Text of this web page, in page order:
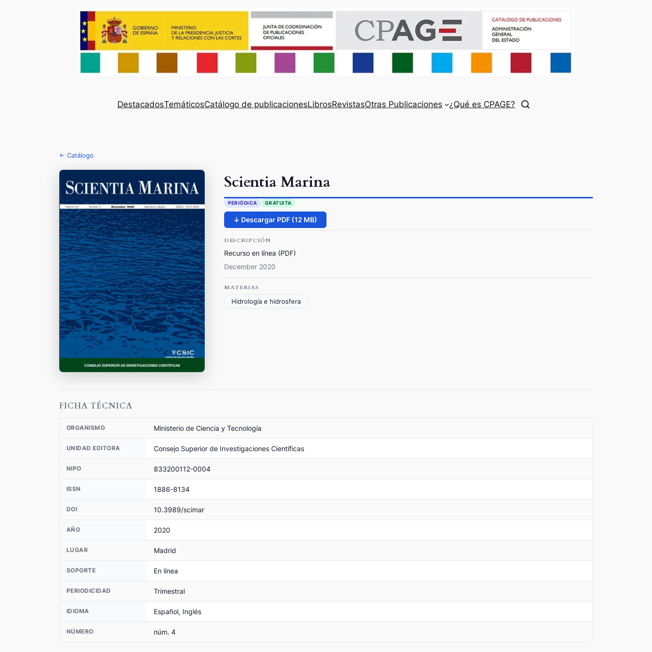
DestacadosTemáticosCatálogo de publicacionesLibrosRevistasOtras Publicaciones ¿Qué es CPAGE?
← Catálogo
Scientia Marina
PERIÓDICA GRATUITA
↓ Descargar PDF (12 MB)
DESCRIPCIÓN
Recurso en línea (PDF)
December 2020
MATERIAS
Hidrología e hidrosfera
FICHA TÉCNICA
ORGANISMO Ministerio de Ciencia y Tecnología
UNIDAD EDITORA Consejo Superior de Investigaciones Científicas
NIPO 833200112-0004
ISSN 1886-8134
DOI 10.3989/scimar
AÑO 2020
LUGAR Madrid
SOPORTE En línea
PERIODICIDAD Trimestral
IDIOMA Español, Inglés
NÚMERO núm. 4